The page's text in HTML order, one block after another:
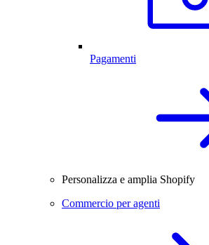
Pagamenti
Personalizza e amplia Shopify
Commercio per agenti